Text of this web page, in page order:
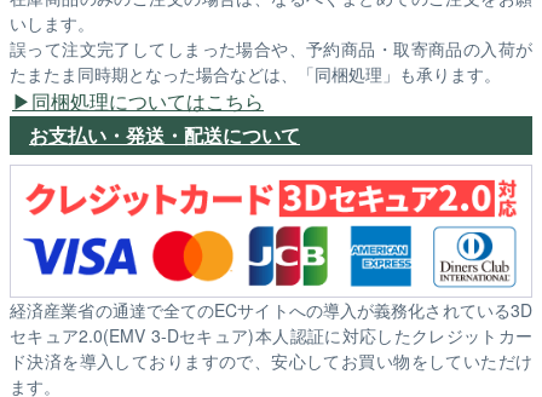
いします。
誤って注文完了してしまった場合や、予約商品・取寄商品の入荷が
たまたま同時期となった場合などは、「同梱処理」も承ります。
同梱処理についてはこちら
お支払い・発送・配送について
経済産業省の通達で全てのECサイトへの導入が義務化されている3D
セキュア2.0(EMV 3-Dセキュア)本人認証に対応したクレジットカー
ド決済を導入しておりますので、安心してお買い物をしていただけ
ます。